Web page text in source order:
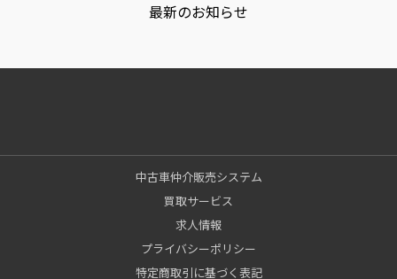
最新のお知らせ
中古車仲介販売システム
買取サービス
求人情報
プライバシーポリシー
特定商取引に基づく表記